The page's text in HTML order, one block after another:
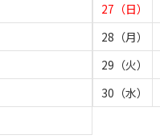
27（日）
28（月）
29（火）
30（水）